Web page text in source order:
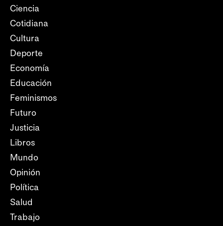
Ciencia
Cotidiana
Cultura
Deporte
Economía
Educación
Feminismos
Futuro
Justicia
Libros
Mundo
Opinión
Política
Salud
Trabajo